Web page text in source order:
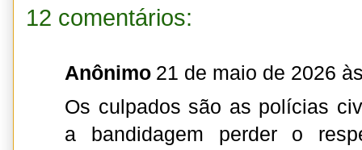
12 comentários:
Anônimo 21 de maio de 2026
Os culpados são as polícias
a bandidagem perder o